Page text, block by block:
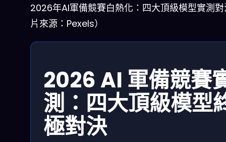
2026年AI軍備競賽白熱化：四大頂級模型實測
片來源：Pexels）
2026 AI 軍備競賽
測：四大頂級模型
極對決